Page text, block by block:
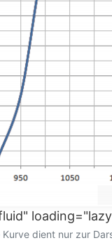
dient nur zur